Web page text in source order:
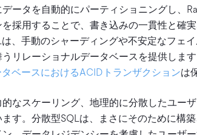
ータを自動的にパーティショニングし、
採用することで、書き込みの一貫性と確
、手動のシャーディングや不安定なフェ
リレーショナルデータベースを提供しま
ベースにおけるACIDトランザクションは
なスケーリング、地理的に分散したユー
す。分散型SQLは、まさにそのために構